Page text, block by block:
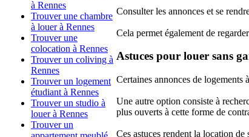
à Rennes
Trouver une chambre
à louer à Rennes
Trouver une
colocation à Rennes
Trouver un coliving à
Rennes
Trouver un logement
étudiant à Rennes
Trouver un studio à
louer à Rennes
Trouver un
Consulter les annonces et se
Cela permet également de
Astuces pour louer sans
Certaines annonces de logements
Une autre option consiste à
plus ouverts à cette forme de
Ces astuces rendent la location